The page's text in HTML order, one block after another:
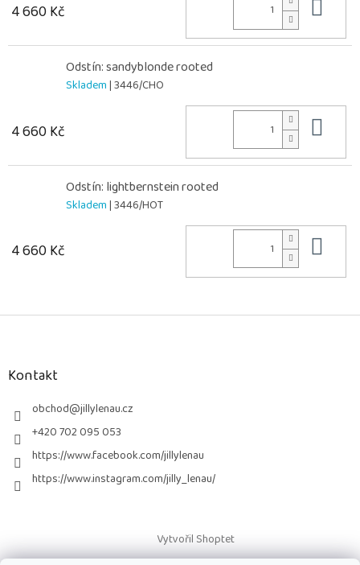
4 660 Kč
Odstín: sandyblonde rooted
Skladem| 3446/CHO
4 660 Kč
Odstín: lightbernstein rooted
Skladem| 3446/HOT
4 660 Kč
Z
Kontakt
obchod@jillylenau.cz
+420 702 095 053
https://www.facebook.com/jillylenau
https://www.instagram.com/jilly_lenau/
Vytvořil Shoptet